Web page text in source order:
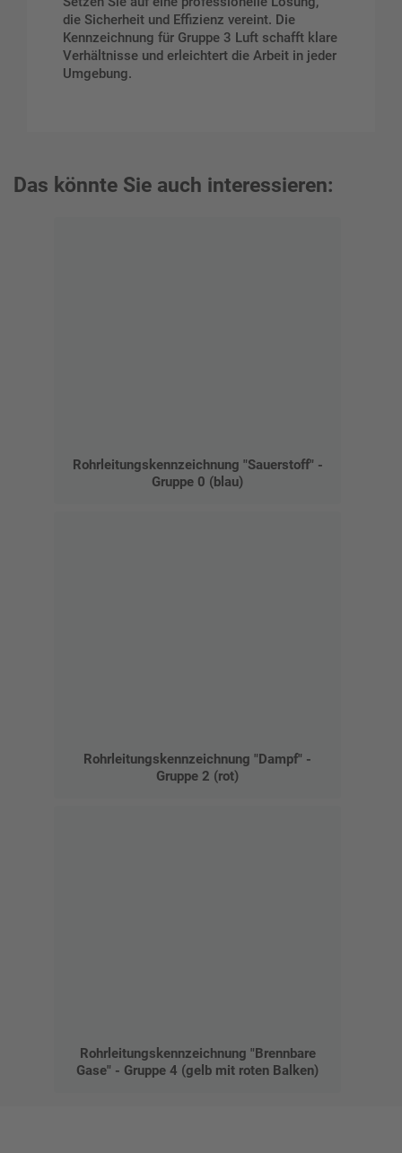
die Sicherheit und Effizienz vereint. Die
Kennzeichnung für Gruppe 3 Luft schafft klare
Verhältnisse und erleichtert die Arbeit in jeder
Umgebung.
Das könnte Sie auch interessieren:
Rohrleitungskennzeichnung "Sauerstoff" -
Gruppe 0 (blau)
Rohrleitungskennzeichnung "Dampf" -
Gruppe 2 (rot)
Rohrleitungskennzeichnung "Brennbare
Gase" - Gruppe 4 (gelb mit roten Balken)